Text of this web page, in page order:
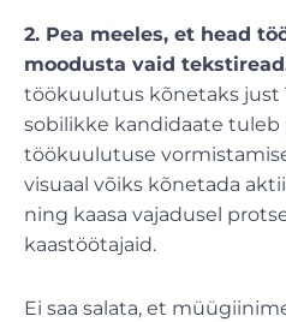
2. Pea meeles, et head
moodusta vaid
töökuulutus kõnetaks just
sobilikke kandidaate tuleb
töökuulutuse
visuaal võiks kõnetada
ning kaasa vajadusel
kaastöötajaid.
Ei saa salata, et